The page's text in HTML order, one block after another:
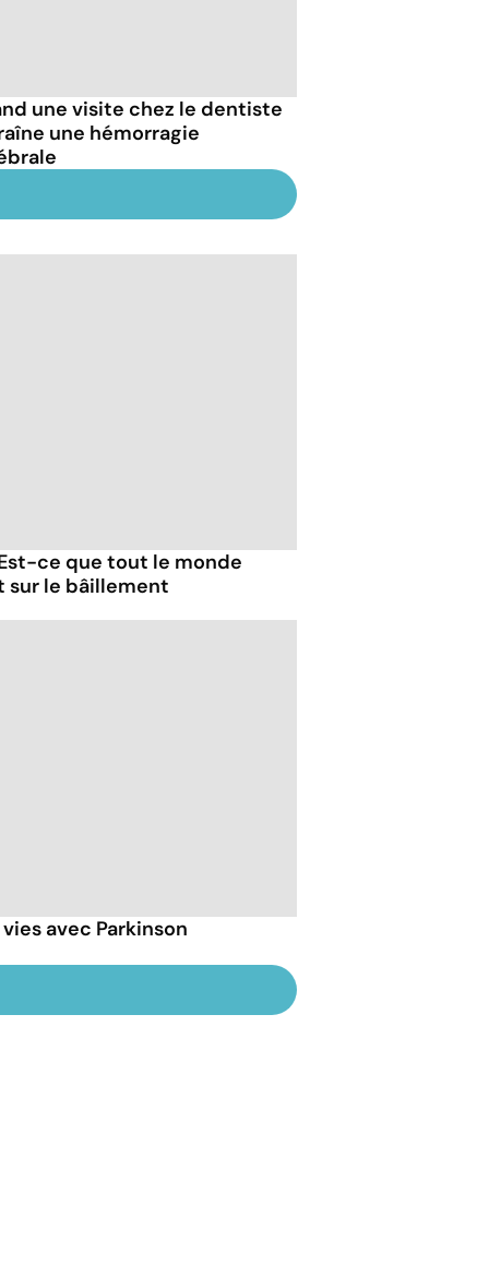
une visite chez le dentiste
une hémorragie
ce que tout le monde
sur le bâillement
avec Parkinson